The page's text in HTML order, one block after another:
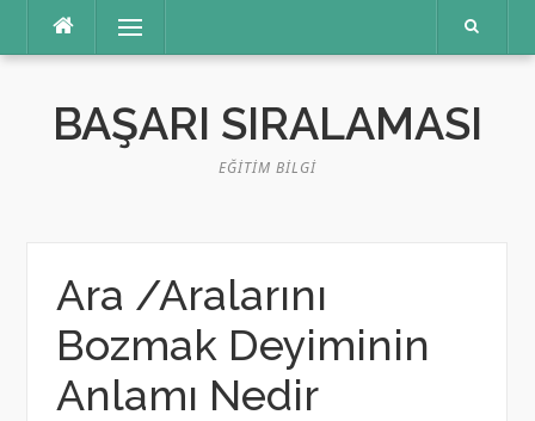
Menü
BAŞARI SIRALAMASI
EĞITIM BILGI
Ara /Aralarını
Bozmak Deyiminin
Anlamı Nedir